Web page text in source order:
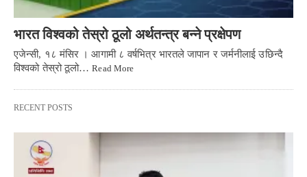
भारत विश्वको तेस्रो ठूलो अर्थतन्त्र बन्ने प्रक्षेपण
एजेन्सी, १८ मंसिर । आगामी ८ वर्षभित्र भारतले जापान र जर्मनीलाई उछिन्दै
विश्वको तेस्रो ठूलो…Read More
RECENT POSTS